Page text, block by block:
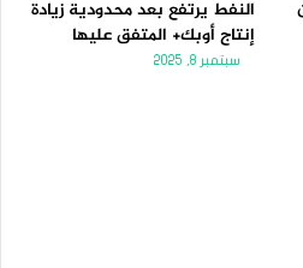
النفط يرتفع بعد محدودية زيادة
إنتاج أوبك+ المتفق عليها
سبتمبر 8, 2025